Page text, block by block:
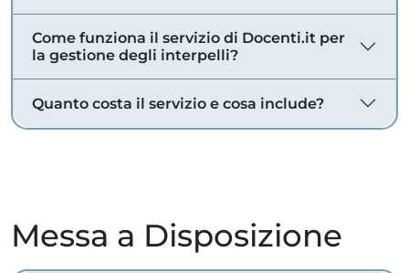
Come funziona il servizio di Docenti.it per
la gestione degli interpelli?
Quanto costa il servizio e cosa include?
Messa a Disposizione